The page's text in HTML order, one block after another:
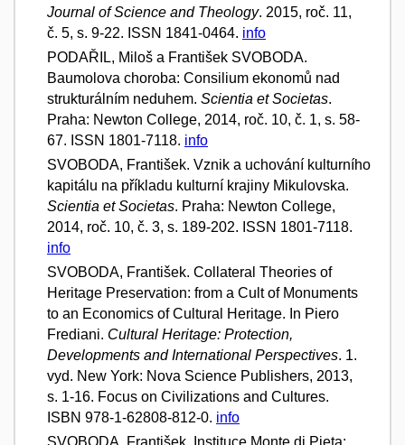
Journal of Science and Theology. 2015, roč. 11,
č. 5, s. 9-22. ISSN 1841-0464. info
PODAŘIL, Miloš a František SVOBODA.
Baumolova choroba: Consilium ekonomů nad
strukturálním neduhem. Scientia et Societas.
Praha: Newton College, 2014, roč. 10, č. 1, s. 58-
67. ISSN 1801-7118. info
SVOBODA, František. Vznik a uchování kulturního
kapitálu na příkladu kulturní krajiny Mikulovska.
Scientia et Societas. Praha: Newton College,
2014, roč. 10, č. 3, s. 189-202. ISSN 1801-7118.
info
SVOBODA, František. Collateral Theories of
Heritage Preservation: from a Cult of Monuments
to an Economics of Cultural Heritage. In Piero
Frediani. Cultural Heritage: Protection,
Developments and International Perspectives. 1.
vyd. New York: Nova Science Publishers, 2013,
s. 1-16. Focus on Civilizations and Cultures.
ISBN 978-1-62808-812-0. info
SVOBODA, František. Instituce Monte di Pieta: